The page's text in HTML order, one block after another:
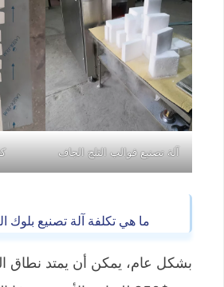
آلة تصنيع قوالب الثلج الجاف
ما هي تكلفة آلة تصنيع بلوك
بشكل عام، يمكن أن يمتد نطاق